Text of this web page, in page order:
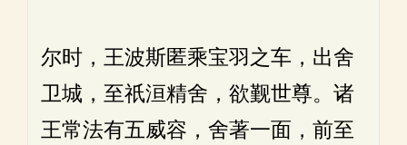
尔时，王波斯匿乘宝羽之车，出舍
卫城，至祇洹精舍，欲觐世尊。诸
王常法有五威容，舍著一面，前至